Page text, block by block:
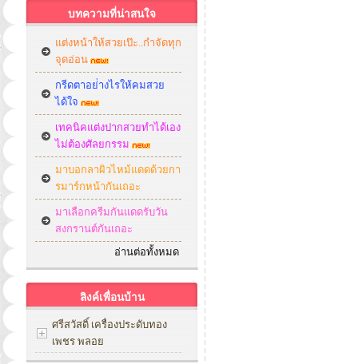
บทความที่น่าสนใจ
แต่งหน้าให้สวยเป๊ะ..กำจัดทุก
จุดอ่อน
กรีดตาอย่่างไรให้คมสวย
ได้ใจ
เทคนิคแต่งปากสวยทำได้เอง
ไม่ต้องศัลยกรรม
มาบอกลาผิวไหม้แดดด้วยกา
รมาร์กหน้ากันเถอะ
มาเลือกครีมกันแดดรับวัน
สงกรานต์กันเถอะ
อ่านต่อทั้งหมด
ลิงค์เพื่อนบ้าน
ศรีสวัสดิ์ เครื่องประดับทอง
เพชร พลอย